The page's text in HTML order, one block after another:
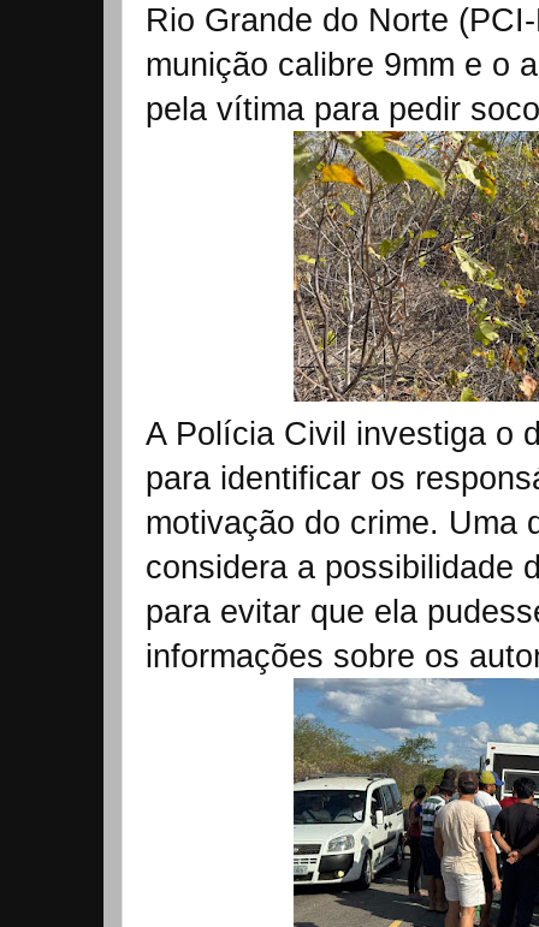
Rio Grande do Norte
munição calibre 9mm e o
pela vítima para pedir
A Polícia Civil investiga o
para identificar os
motivação do crime. Uma
considera a possibilidade
para evitar que ela
informações sobre os